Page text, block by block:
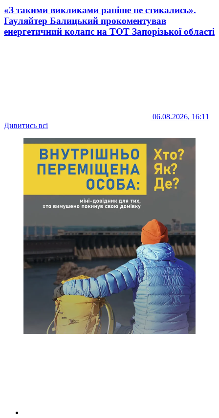
«З такими викликами раніше не стикались».
Гауляйтер Балицький прокоментував
енергетичний колапс на ТОТ Запорізької області
06.08.2026, 16:11
Дивитись всі